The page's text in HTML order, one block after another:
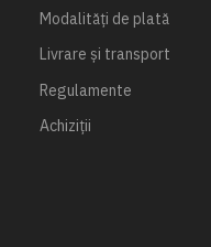
Modalități de plată
Livrare și transport
Regulamente
Achiziții